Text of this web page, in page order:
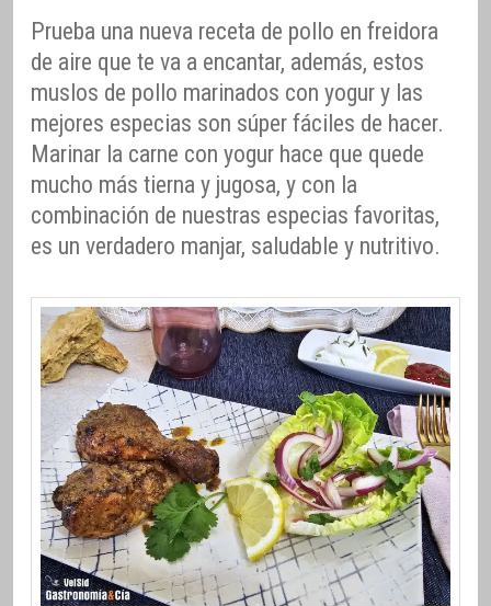
Prueba una nueva receta de pollo en freidora
de aire que te va a encantar, además, estos
muslos de pollo marinados con yogur y las
mejores especias son súper fáciles de hacer.
Marinar la carne con yogur hace que quede
mucho más tierna y jugosa, y con la
combinación de nuestras especias favoritas,
es un verdadero manjar, saludable y nutritivo.